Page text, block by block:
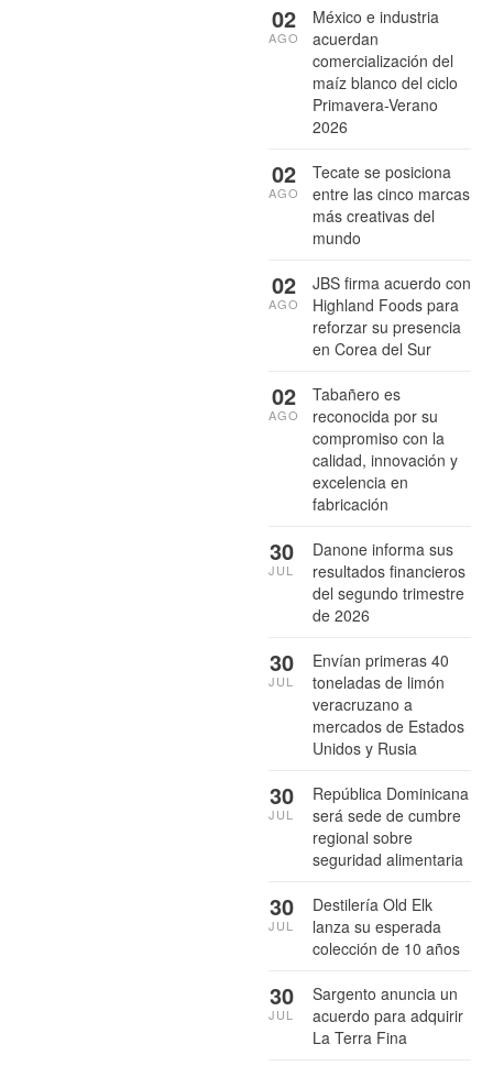
México e industria
acuerdan
comercialización del
maíz blanco del ciclo
Primavera-Verano
2026
02
AGO
Tecate se posiciona
entre las cinco marcas
más creativas del
mundo
02
AGO
JBS firma acuerdo con
Highland Foods para
reforzar su presencia
en Corea del Sur
02
AGO
Tabañero es
reconocida por su
compromiso con la
calidad, innovación y
excelencia en
fabricación
02
AGO
Danone informa sus
resultados financieros
del segundo trimestre
de 2026
30
JUL
Envían primeras 40
toneladas de limón
veracruzano a
mercados de Estados
Unidos y Rusia
30
JUL
República Dominicana
será sede de cumbre
regional sobre
seguridad alimentaria
30
JUL
Destilería Old Elk
lanza su esperada
colección de 10 años
30
JUL
Sargento anuncia un
acuerdo para adquirir
La Terra Fina
30
JUL